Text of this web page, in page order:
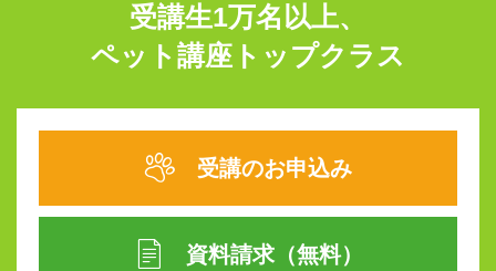
受講生1万名以上、
ペット講座トップクラス
受講のお申込み
資料請求（無料）